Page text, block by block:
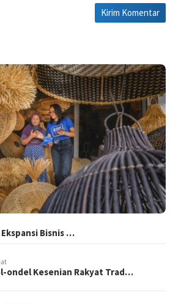
Ekspansi Bisnis …
ondel Kesenian Rakyat Trad…